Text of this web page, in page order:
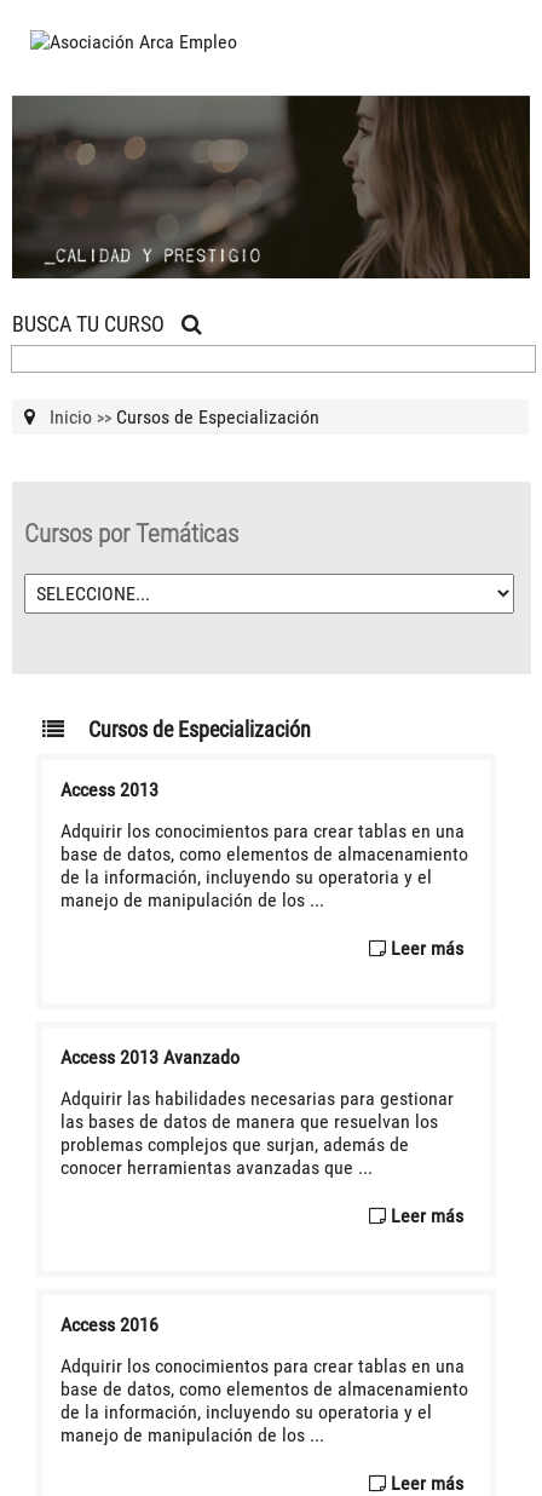
BUSCA TU CURSO
Inicio >> Cursos de Especialización
Cursos por Temáticas
Cursos de Especialización
Access 2013
Adquirir los conocimientos para crear tablas en una
base de datos, como elementos de almacenamiento
de la información, incluyendo su operatoria y el
manejo de manipulación de los ...
Leer más
Access 2013 Avanzado
Adquirir las habilidades necesarias para gestionar
las bases de datos de manera que resuelvan los
problemas complejos que surjan, además de
conocer herramientas avanzadas que ...
Leer más
Access 2016
Adquirir los conocimientos para crear tablas en una
base de datos, como elementos de almacenamiento
de la información, incluyendo su operatoria y el
manejo de manipulación de los ...
Leer más